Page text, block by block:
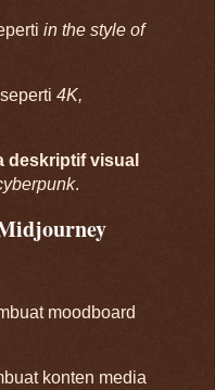
in the style of
4K,
deskriptif visual
.
moodboard
konten media